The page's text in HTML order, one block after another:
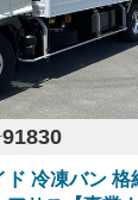
91830
冷凍バン 格